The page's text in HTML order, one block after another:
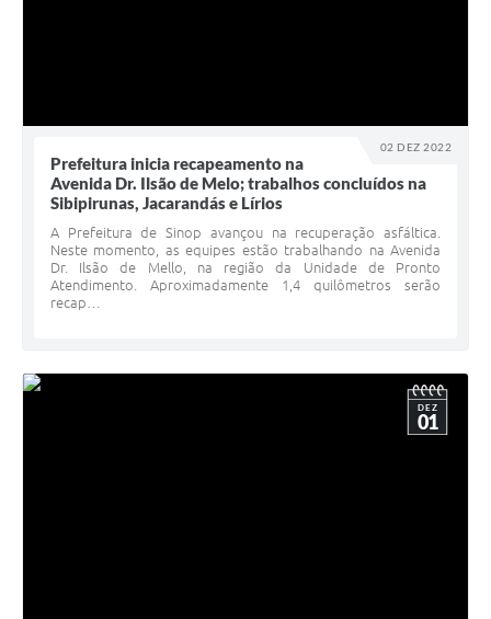
02 DEZ 2022
Prefeitura inicia recapeamento na
Avenida Dr. Ilsão de Melo; trabalhos concluídos na
Sibipirunas, Jacarandás e Lírios
A Prefeitura de Sinop avançou na recuperação asfáltica.
Neste momento, as equipes estão trabalhando na Avenida
Dr. Ilsão de Mello, na região da Unidade de Pronto
Atendimento. Aproximadamente 1,4 quilômetros serão
recap…
DEZ
01